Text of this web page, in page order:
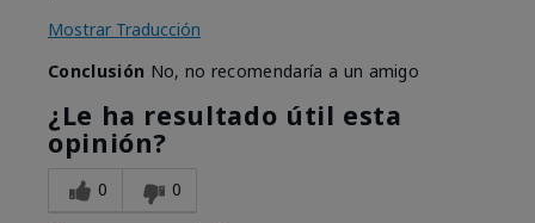
Mostrar Traducción
Conclusión No, no recomendaría a un amigo
¿Le ha resultado útil esta
opinión?
0 0